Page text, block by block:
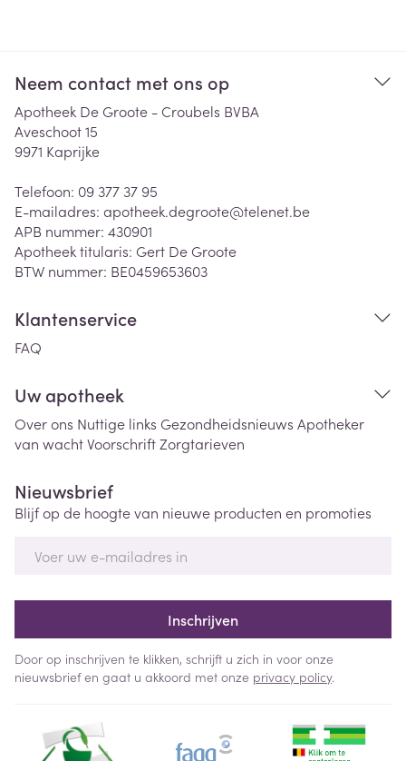
Neem contact met ons op
Apotheek De Groote - Croubels BVBA
Aveschoot 15
9971 Kaprijke
Telefoon: 09 377 37 95
E-mailadres: apotheek.degroote@telenet.be
APB nummer: 430901
Apotheek titularis: Gert De Groote
BTW nummer: BE0459653603
Klantenservice
FAQ
Uw apotheek
Over ons Nuttige links Gezondheidsnieuws Apotheker
van wachtVoorschriftZorgtarieven
Nieuwsbrief
Blijf op de hoogte van nieuwe producten en promoties
Inschrijven
Door op inschrijven te klikken, schrijft u zich in voor onze
nieuwsbrief en gaat u akkoord met onze privacy policy.